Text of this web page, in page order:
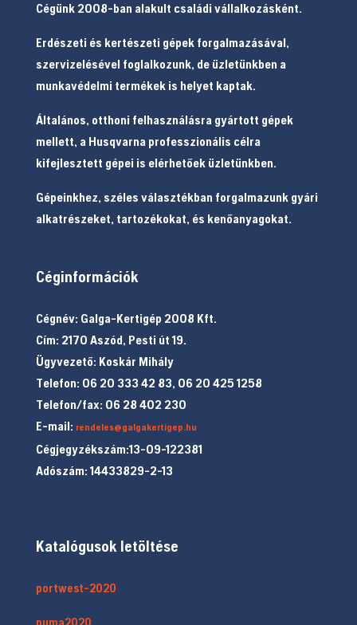
Cégünk 2008-ban alakult családi vállalkozásként.
Erdészeti és kertészeti gépek forgalmazásával,
szervizelésével foglalkozunk, de üzletünkben a
munkavédelmi termékek is helyet kaptak.
Általános, otthoni felhasználásra gyártott gépek
mellett, a Husqvarna professzionális célra
kifejlesztett gépei is elérhetőek üzletünkben.
Gépeinkhez, széles választékban forgalmazunk gyári
alkatrészeket, tartozékokat, és kenőanyagokat.
Céginformációk
Cégnév: Galga-Kertigép 2008 Kft.
Cím: 2170 Aszód, Pesti út 19.
Ügyvezető: Koskár Mihály
Telefon: 06 20 333 42 83, 06 20 425 1258
Telefon/fax: 06 28 402 230
E-mail: rendeles@galgakertigep.hu
Cégjegyzékszám:13-09-122381
Adószám: 14433829-2-13
Katalógusok letöltése
portwest-2020